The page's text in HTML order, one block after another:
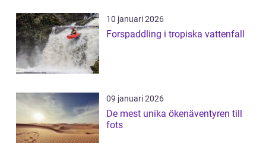
10 januari 2026
Forspaddling i tropiska vattenfall
09 januari 2026
De mest unika ökenäventyren till
fots